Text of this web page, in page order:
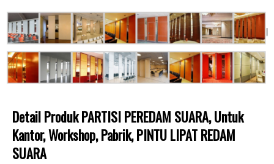
Detail Produk PARTISI PEREDAM SUARA, Untuk
Kantor, Workshop, Pabrik, PINTU LIPAT REDAM
SUARA